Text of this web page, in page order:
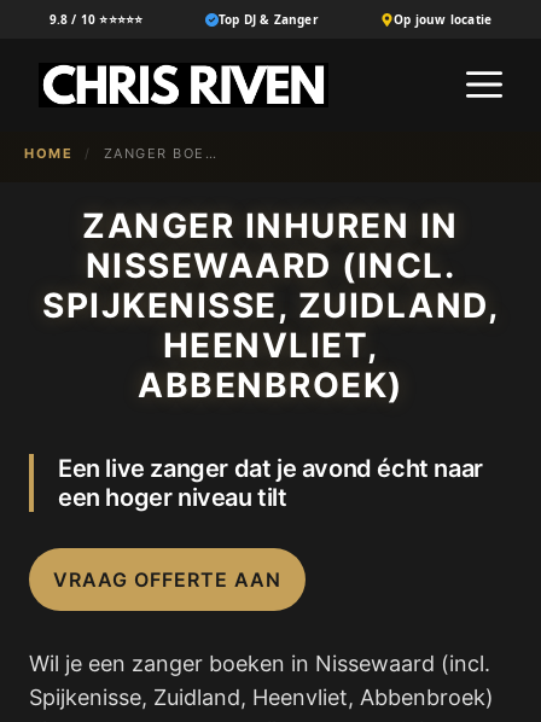
9.8 / 10 ⭐⭐⭐⭐⭐ Top DJ & Zanger Op jouw locatie
HOME / ZANGER BOEKEN IN {NL-100}
ZANGER INHUREN IN
NISSEWAARD (INCL.
SPIJKENISSE, ZUIDLAND,
HEENVLIET,
ABBENBROEK)
Een live zanger dat je avond écht naar
een hoger niveau tilt
VRAAG OFFERTE AAN
Wil je een zanger boeken in Nissewaard (incl.
Spijkenisse, Zuidland, Heenvliet, Abbenbroek)